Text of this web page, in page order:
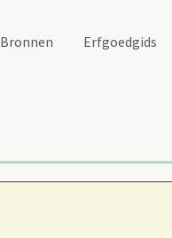
Bronnen Erfgoedgids